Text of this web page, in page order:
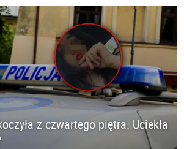
z czwartego piętra. Uciekła